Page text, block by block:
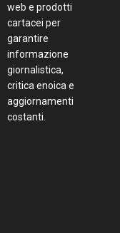
web e prodotti
cartacei per
garantire
informazione
giornalistica,
critica enoica e
aggiornamenti
costanti.